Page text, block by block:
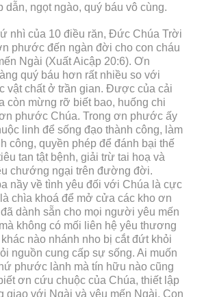
dẫn, ngọt ngào, quý báu vô cùng.
nhì của 10 điều răn, Đức Chúa Trời
phước đến ngàn đời cho con cháu
Ngài (Xuất Aicập 20:6). Ơn
quý báu hơn rất nhiều so với
vật chất ở trần gian. Được của cải
còn mừng rỡ biết bao, huống chi
phước Chúa. Trong ơn phước ấy
linh để sống đạo thành công, làm
công, quyền phép để đánh bại thế
tan tật bệnh, giải trừ tai hoạ và
chướng ngại trên đường đời.
nầy về tình yêu đối với Chúa là cực
chìa khoá để mở cửa các kho ơn
dành sẵn cho mọi người yêu mến
không có mối liên hệ yêu thương
nào nhánh nho bị cắt đứt khỏi
nguồn cung cấp sự sống. Ai muốn
phước lành mà tín hữu nào cũng
ơn cứu chuộc của Chúa, thiết lập
giao với Ngài và yêu mến Ngài. Con